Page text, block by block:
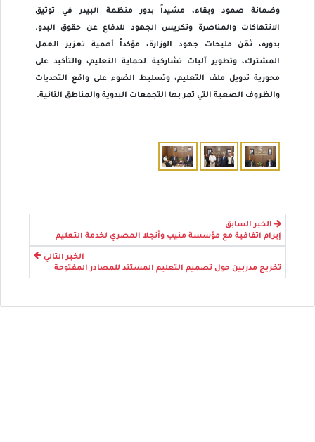
وضمانة صمود وبقاء، مشيداً بدور منظمة البيدر في توثيق
الانتهاكات والمناصرة وتكريس الجهود للدفاع عن حقوق البدو.
بدوره، ثمّن مليحات جهود الوزارة، مؤكداً أهمية تعزيز العمل
المشترك، وتطوير آليات تشاركية لحماية التعليم، والتأكيد على
محورية تدويل ملف التعليم، وتسليط الضوء على واقع التحديات
والظروف الصعبة التي تمر بها التجمعات البدوية والمناطق النائية.
الخبر السابق
إبرام اتفافية مع مؤسسة منيب وأنجلا المصري لخدمة التعليم
الخبر التالي
تخريج مدربين حول تصميم التعليم المستند للمصادر المفتوحة